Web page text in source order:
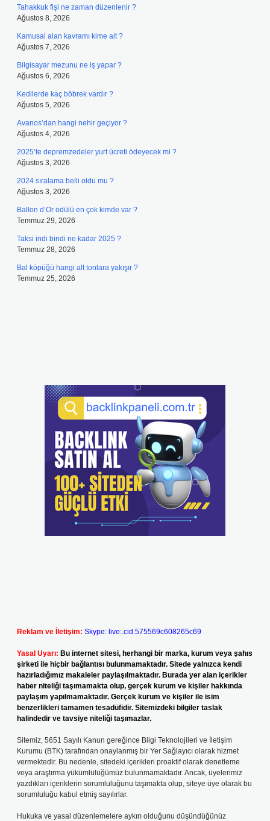
Tahakkuk fişi ne zaman düzenlenir ?
Ağustos 8, 2026
Kamusal alan kavramı kime ait ?
Ağustos 7, 2026
Bilgisayar mezunu ne iş yapar ?
Ağustos 6, 2026
Kedilerde kaç böbrek vardır ?
Ağustos 5, 2026
Avanos’dan hangi nehir geçiyor ?
Ağustos 4, 2026
2025’te depremzedeler yurt ücreti ödeyecek mi ?
Ağustos 3, 2026
2024 sıralama belli oldu mu ?
Ağustos 3, 2026
Ballon d’Or ödülü en çok kimde var ?
Temmuz 29, 2026
Taksi indi bindi ne kadar 2025 ?
Temmuz 28, 2026
Bal köpüğü hangi alt tonlara yakışır ?
Temmuz 25, 2026
Reklam ve İletişim: Skype: live:.cid.575569c608265c69
Yasal Uyarı: Bu internet sitesi, herhangi bir marka, kurum veya şahıs
şirketi ile hiçbir bağlantısı bulunmamaktadır. Sitede yalnızca kendi
hazırladığımız makaleler paylaşılmaktadır. Burada yer alan içerikler
haber niteliği taşımamakta olup, gerçek kurum ve kişiler hakkında
paylaşım yapılmamaktadır. Gerçek kurum ve kişiler ile isim
benzerlikleri tamamen tesadüfidir. Sitemizdeki bilgiler taslak
halindedir ve tavsiye niteliği taşımazlar.
Sitemiz, 5651 Sayılı Kanun gereğince Bilgi Teknolojileri ve İletişim
Kurumu (BTK) tarafından onaylanmış bir Yer Sağlayıcı olarak hizmet
vermektedir. Bu nedenle, sitedeki içerikleri proaktif olarak denetleme
veya araştırma yükümlülüğümüz bulunmamaktadır. Ancak, üyelerimiz
yazdıkları içeriklerin sorumluluğunu taşımakta olup, siteye üye olarak bu
sorumluluğu kabul etmiş sayılırlar.
Hukuka ve yasal düzenlemelere aykırı olduğunu düşündüğünüz